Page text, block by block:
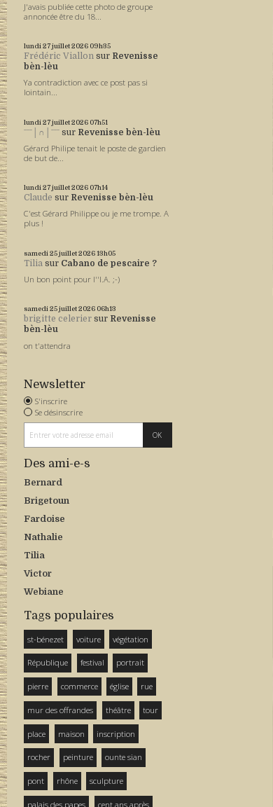
J'avais publiée cette photo de groupe
annoncée être du 18...
lundi 27juillet 2026 09h35
Frédéric Viallon sur Revenisse
bèn-lèu
Ya contradiction avec ce post pas si
lointain...
lundi 27juillet 2026 07h51
ˉˉˉ│∩│ˉˉˉ sur Revenisse bèn-lèu
Gérard Philipe tenait le poste de gardien
de but de...
lundi 27juillet 2026 07h14
Claude sur Revenisse bèn-lèu
C'est Gérard Philippe ou je me trompe. A
plus !
samedi 25 juillet 2026 13h05
Tilia sur Cabano de pescaire ?
Un bon point pour l''I.A. ;-)
samedi 25 juillet 2026 06h13
brigitte celerier sur Revenisse
bèn-lèu
on t'attendra
Newsletter
S'inscrire
Se désinscrire
Des ami-e-s
Bernard
Brigetoun
Fardoise
Nathalie
Tilia
Victor
Webiane
Tags populaires
st-bénezet voiture végétation
République festival portrait
pierre commerce église rue
mur des offrandes théâtre tour
place maison inscription
rocher peinture ounte sian
pont rhône sculpture
palais des papes cent ans après